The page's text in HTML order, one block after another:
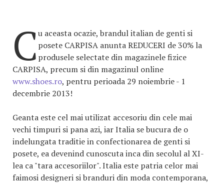
Cu aceasta ocazie, brandul italian de genti si
posete CARPISA anunta REDUCERI de 30% la
produsele selectate din magazinele fizice
CARPISA, precum si din magazinul online
www.shoes.ro, pentru perioada 29 noiembrie - 1
decembrie 2013!
Geanta este cel mai utilizat accesoriu din cele mai
vechi timpuri si pana azi, iar Italia se bucura de o
indelungata traditie in confectionarea de genti si
posete, ea devenind cunoscuta inca din secolul al XI-
lea ca "tara accesoriilor". Italia este patria celor mai
faimosi designeri si branduri din moda contemporana,